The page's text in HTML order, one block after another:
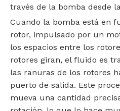
través de la bomba desde
Cuando la bomba está en
rotor, impulsado por un
los espacios entre los
rotores giran, el fluido es
las ranuras de los rotores
puerto de salida. Este
mueva una cantidad